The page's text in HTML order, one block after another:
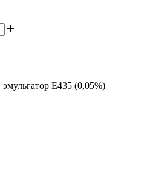
эмульгатор Е435 (0,05%)